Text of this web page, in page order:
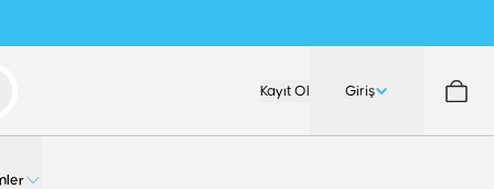
Kayıt Ol Giriş